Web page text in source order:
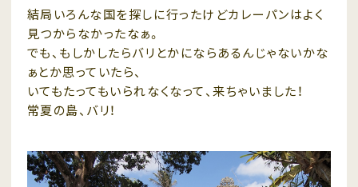
結局いろんな国を探しに行ったけどカレーパンはよく
見つからなかったなぁ。
でも、もしかしたらバリとかにならあるんじゃないかな
ぁとか思っていたら、
いてもたってもいられなくなって、来ちゃいました！
常夏の島、バリ！